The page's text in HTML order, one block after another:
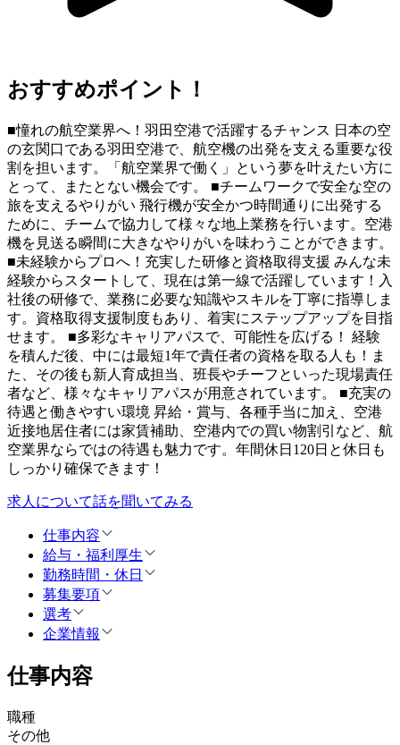
おすすめポイント！
■憧れの航空業界へ！羽田空港で活躍するチャンス 日本の空
の玄関口である羽田空港で、航空機の出発を支える重要な役
割を担います。「航空業界で働く」という夢を叶えたい方に
とって、またとない機会です。 ■チームワークで安全な空の
旅を支えるやりがい 飛行機が安全かつ時間通りに出発する
ために、チームで協力して様々な地上業務を行います。空港
機を見送る瞬間に大きなやりがいを味わうことができます。
■未経験からプロへ！充実した研修と資格取得支援 みんな未
経験からスタートして、現在は第一線で活躍しています！入
社後の研修で、業務に必要な知識やスキルを丁寧に指導しま
す。資格取得支援制度もあり、着実にステップアップを目指
せます。 ■多彩なキャリアパスで、可能性を広げる！ 経験
を積んだ後、中には最短1年で責任者の資格を取る人も！ま
た、その後も新人育成担当、班長やチーフといった現場責任
者など、様々なキャリアパスが用意されています。 ■充実の
待遇と働きやすい環境 昇給・賞与、各種手当に加え、空港
近接地居住者には家賃補助、空港内での買い物割引など、航
空業界ならではの待遇も魅力です。年間休日120日と休日も
しっかり確保できます！
求人について話を聞いてみる
仕事内容
給与・福利厚生
勤務時間・休日
募集要項
選考
企業情報
仕事内容
職種
その他